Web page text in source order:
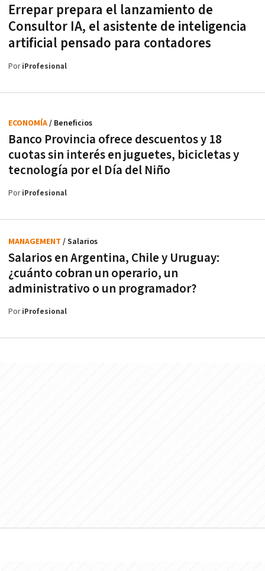
Errepar prepara el lanzamiento de
Consultor IA, el asistente de inteligencia
artificial pensado para contadores
PoriProfesional
Banco Provincia ofrece descuentos y 18
cuotas sin interés en juguetes, bicicletas y
tecnología por el Día del Niño
ECONOMÍA/ Beneficios
PoriProfesional
Salarios en Argentina, Chile y Uruguay:
¿cuánto cobran un operario, un
administrativo o un programador?
MANAGEMENT / Salarios
PoriProfesional